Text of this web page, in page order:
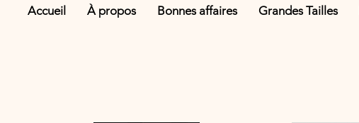
Accueil À propos Bonnes affaires Grandes Tailles